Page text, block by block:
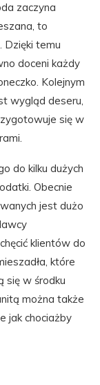
zaczyna
to
Dzięki temu
doceni każdy
Kolejnym
wygląd deseru,
się w
do kilku dużych
Obecnie
jest dużo
klientów do
które
się w środku
można także
jak chociażby